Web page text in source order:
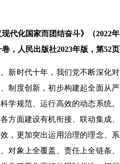
代化国家而团结奋斗》（2022年
，人民出版社2023年版，第52页
新时代十年，我们党不断深化对
制度创新，初步构建起全面从严
学规范、运行高效的动态系统。
方面建设有机衔接、联动集成、
，更加突出运用治理的理念、系
对象上全覆盖、责任上全链条、